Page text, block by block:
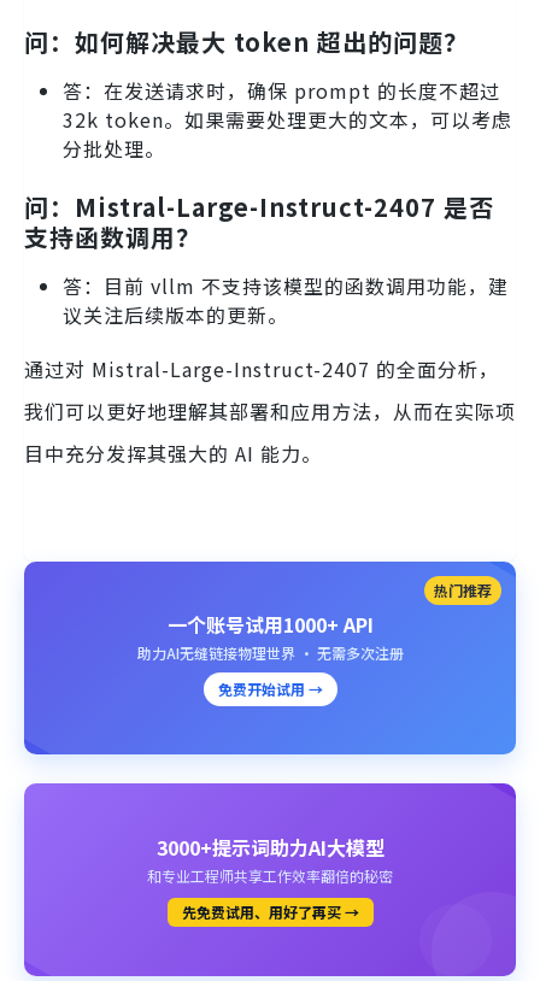
问：如何解决最大 token 超出的问题？
答：在发送请求时，确保 prompt 的长度不超过
32k token。如果需要处理更大的文本，可以考虑
分批处理。
问：Mistral-Large-Instruct-2407 是否
支持函数调用？
答：目前 vllm 不支持该模型的函数调用功能，建
议关注后续版本的更新。
通过对 Mistral-Large-Instruct-2407 的全面分析，
我们可以更好地理解其部署和应用方法，从而在实际项
目中充分发挥其强大的 AI 能力。
热门推荐
一个账号试用1000+ API
助力AI无缝链接物理世界 · 无需多次注册
免费开始试用 →
3000+提示词助力AI大模型
和专业工程师共享工作效率翻倍的秘密
先免费试用、用好了再买 →